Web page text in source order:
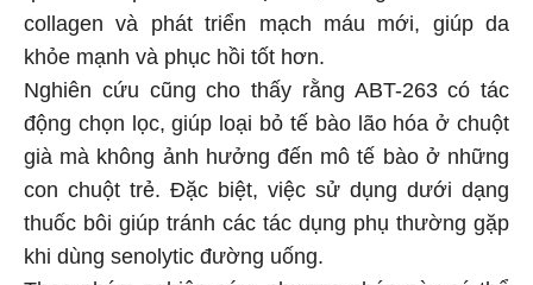
collagen và phát triển mạch máu mới, giúp da
khỏe mạnh và phục hồi tốt hơn.
Nghiên cứu cũng cho thấy rằng ABT-263 có tác
động chọn lọc, giúp loại bỏ tế bào lão hóa ở chuột
già mà không ảnh hưởng đến mô tế bào ở những
con chuột trẻ. Đặc biệt, việc sử dụng dưới dạng
thuốc bôi giúp tránh các tác dụng phụ thường gặp
khi dùng senolytic đường uống.